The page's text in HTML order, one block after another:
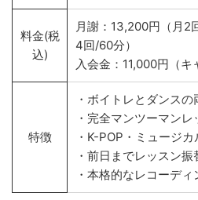
料金(税
込)
月謝：13,200円（月2
4回/60分）
入会金：11,000円（キ
特徴
・ボイトレとダンスの
・完全マンツーマンレ
・K-POP・ミュージ
・前日までレッスン振
・本格的なレコーデ